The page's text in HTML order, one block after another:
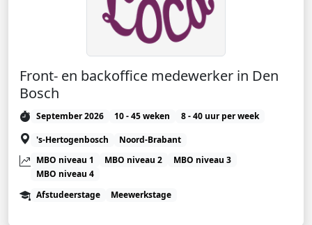
Front- en backoffice medewerker in Den
Bosch
September 2026 10 - 45 weken
8 - 40 uur per week
's-Hertogenbosch
Noord-Brabant
MBO niveau 1
MBO niveau 2
MBO niveau 3
MBO niveau 4
Afstudeerstage
Meewerkstage